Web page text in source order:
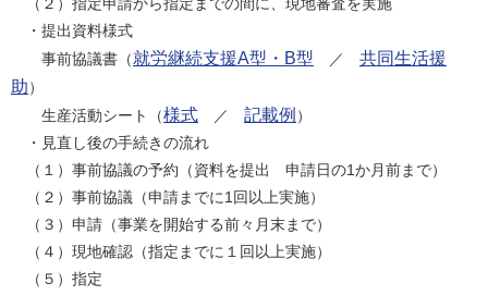
・提出資料様式
事前協議書（就労継続支援A型・B型 ／ 共同生活援
助）
生産活動シート（様式 ／ 記載例 ）
・見直し後の手続きの流れ
（１）事前協議の予約（資料を提出 申請日の1か月前まで）
（２）事前協議（申請までに1回以上実施）
（３）申請（事業を開始する前々月末まで）
（４）現地確認（指定までに１回以上実施）
（５）指定